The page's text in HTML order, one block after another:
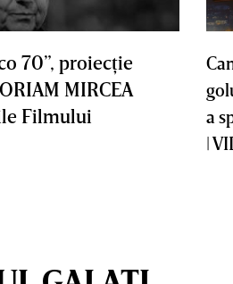
70”, proiecţie
MIRCEA
Filmului
a
|